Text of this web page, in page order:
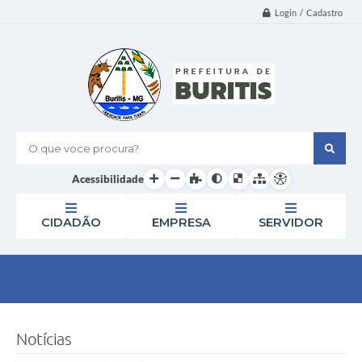
Login / Cadastro
O que voce procura?
Acessibilidade
CIDADÃO EMPRESA SERVIDOR
Notícias